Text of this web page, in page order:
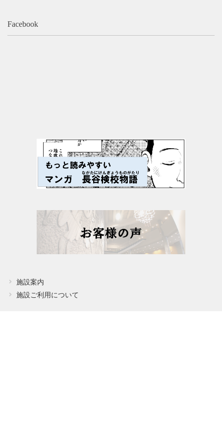
よくあるご質問
Facebook
施設案内
施設ご利用について